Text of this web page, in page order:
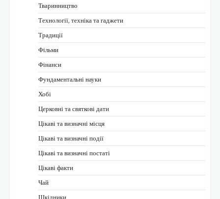
Тваринництво
Технології, техніка та гаджети
Традиції
Фільми
Фінанси
Фундаментальні науки
Хобі
Церковні та святкові дати
Цікаві та визначні місця
Цікаві та визначні події
Цікаві та визначні постаті
Цікаві факти
Чай